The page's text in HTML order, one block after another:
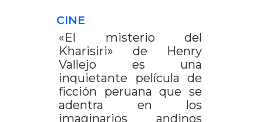
CINE
«El misterio del
Kharisiri» de Henry
Vallejo es una
inquietante película de
ficción peruana que se
adentra en los
imaginarios andinos